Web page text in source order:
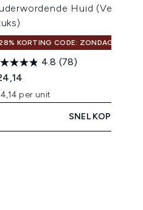
Huid
KORTING CODE: ZONDAG
4.8 (78)
per unit
SNEL KOPEN